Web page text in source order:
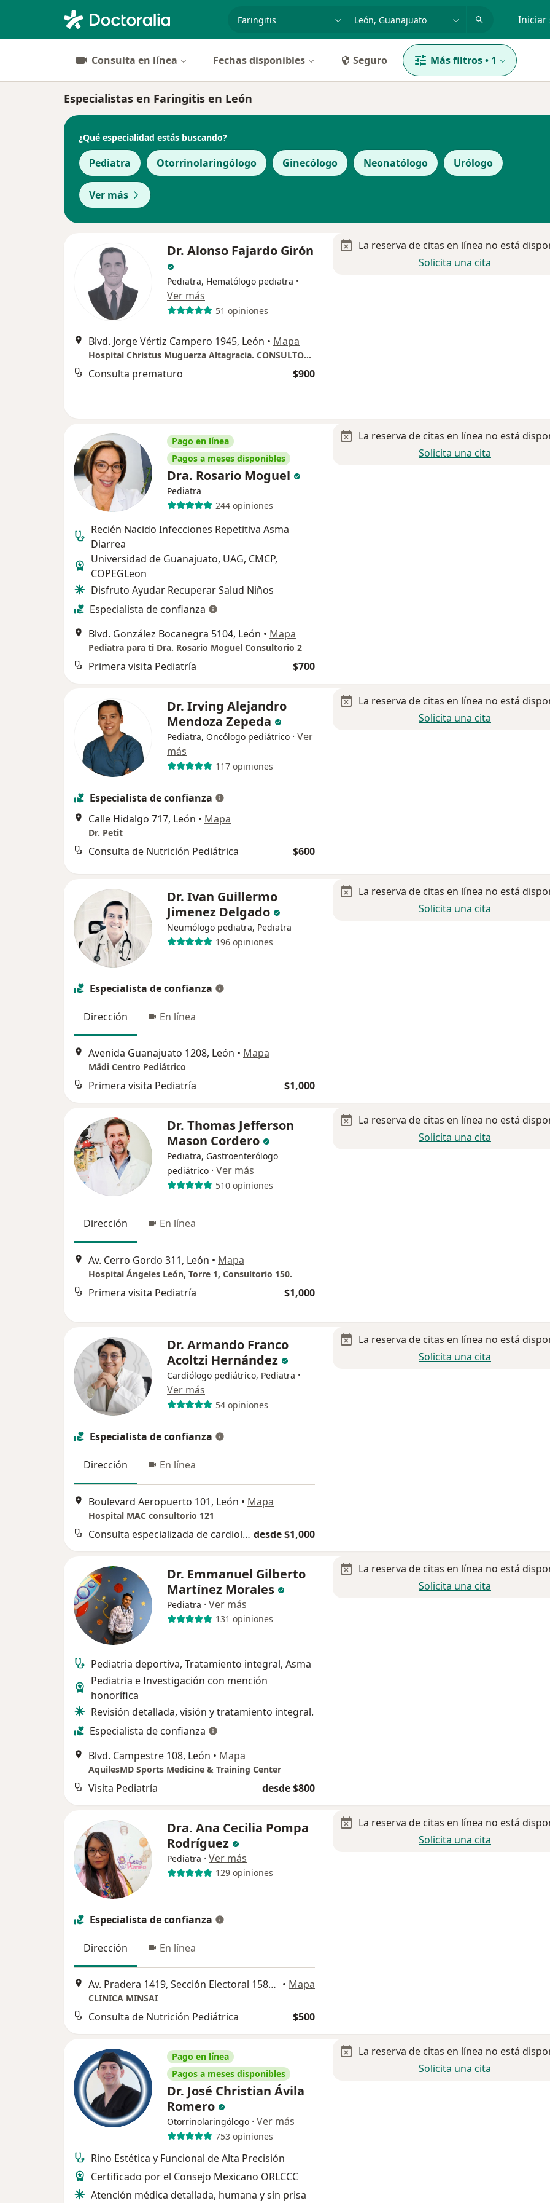
especialidad, enfermedad o nombre
p. ej. Guadalajara Iniciar
Consulta en línea Fechas disponibles Seguro Más filtros• 1
Especialistas en Faringitis en León
¿Qué especialidad estás buscando?
Pediatra Otorrinolaringólogo Ginecólogo Neonatólogo Urólogo
Ver más
Dr. Alonso Fajardo Girón
Pediatra, Hematólogo pediatra ·
Ver más
51 opiniones
Blvd. Jorge Vértiz Campero 1945, León • Mapa
Hospital Christus Muguerza Altagracia. CONSULTORIO 321
Consulta prematuro $900
La reserva de citas en línea no está
Solicita una cita
Pago en línea
Pagos a meses disponibles
Dra. Rosario Moguel
Pediatra
244 opiniones
Recién Nacido Infecciones Repetitiva Asma
Diarrea
Universidad de Guanajuato, UAG, CMCP,
COPEGLeon
Disfruto Ayudar Recuperar Salud Niños
Especialista de confianza
Blvd. González Bocanegra 5104, León • Mapa
Pediatra para ti Dra. Rosario Moguel Consultorio 2
Primera visita Pediatría $700
La reserva de citas en línea no está
Solicita una cita
Dr. Irving Alejandro
Mendoza Zepeda
Pediatra, Oncólogo pediátrico · Ver
más
117 opiniones
Especialista de confianza
Calle Hidalgo 717, León • Mapa
Dr. Petit
Consulta de Nutrición Pediátrica $600
La reserva de citas en línea no está
Solicita una cita
Dr. Ivan Guillermo
Jimenez Delgado
Neumólogo pediatra, Pediatra
196 opiniones
Especialista de confianza
Dirección En línea
Avenida Guanajuato 1208, León • Mapa
Mädi Centro Pediátrico
Primera visita Pediatría $1,000
La reserva de citas en línea no está
Solicita una cita
Dr. Thomas Jefferson
Mason Cordero
Pediatra, Gastroenterólogo
pediátrico · Ver más
510 opiniones
Dirección En línea
Av. Cerro Gordo 311, León • Mapa
Hospital Ángeles León, Torre 1, Consultorio 150.
Primera visita Pediatría $1,000
La reserva de citas en línea no está
Solicita una cita
Dr. Armando Franco
Acoltzi Hernández
Cardiólogo pediátrico, Pediatra ·
Ver más
54 opiniones
Especialista de confianza
Dirección En línea
Boulevard Aeropuerto 101, León • Mapa
Hospital MAC consultorio 121
Consulta especializada de cardiología pediátrica desde $1,000
La reserva de citas en línea no está
Solicita una cita
Dr. Emmanuel Gilberto
Martínez Morales
Pediatra · Ver más
131 opiniones
Pediatria deportiva, Tratamiento integral, Asma
Pediatria e Investigación con mención
honorífica
Revisión detallada, visión y tratamiento integral.
Especialista de confianza
Blvd. Campestre 108, León • Mapa
AquilesMD Sports Medicine & Training Center
Visita Pediatría desde $800
La reserva de citas en línea no está
Solicita una cita
Dra. Ana Cecilia Pompa
Rodríguez
Pediatra · Ver más
129 opiniones
Especialista de confianza
Dirección En línea
Av. Pradera 1419, Sección Electoral 1581, Sta Maria del Granjeno, 37520 León de los Aldama, Gto., León • Mapa
CLINICA MINSAI
Consulta de Nutrición Pediátrica $500
La reserva de citas en línea no está
Solicita una cita
Pago en línea
Pagos a meses disponibles
Dr. José Christian Ávila
Romero
Otorrinolaringólogo · Ver más
753 opiniones
Rino Estética y Funcional de Alta Precisión
Certificado por el Consejo Mexicano ORLCCC
Atención médica detallada, humana y sin prisa
La reserva de citas en línea no está
Solicita una cita